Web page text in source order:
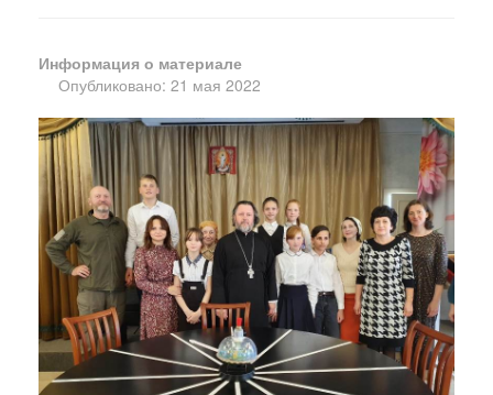
Информация о материале
Опубликовано: 21 мая 2022